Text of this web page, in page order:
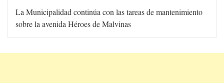
La Municipalidad continúa con las tareas de mantenimiento
sobre la avenida Héroes de Malvinas